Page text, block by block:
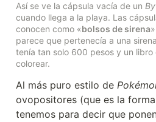
Así se ve la cápsula vacía de un
cuando llega a la playa. Las
conocen como «bolsos de sirena
parece que pertenecía a una
tenía tan solo 600 pesos y un libro
colorear.
Al más puro estilo de
ovopositores (que es la
tenemos para decir que